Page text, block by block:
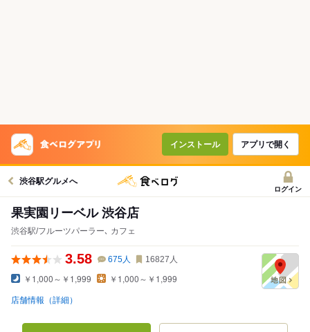
インストール アプリで開く
渋谷駅グルメへ
ログイン
果実園リーベル 渋谷店
渋谷駅/フルーツパーラー､ カフェ
3.58 675人 16827 人
￥1,000～￥1,999 ￥1,000～￥1,999
店舗情報（詳細）